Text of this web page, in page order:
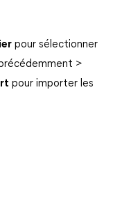
pour sélectionner
>
pour importer les